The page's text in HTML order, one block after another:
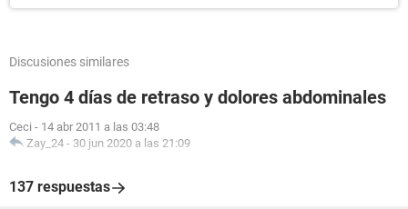
Discusiones similares
Tengo 4 días de retraso y dolores abdominales
Ceci - 14 abr 2011 a las 03:48
Zay_24 - 30 jun 2020 a las 21:09
137 respuestas